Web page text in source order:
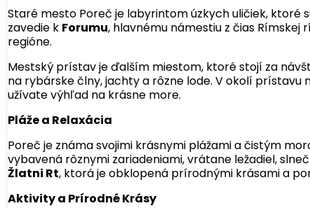
Staré mesto Poreč je labyrintom úzkych uličiek,
zavedie k Forumu, hlavnému námestiu z čias
regióne.
Mestský prístav je ďalším miestom, ktoré stojí za
na rybárske člny, jachty a rôzne lode. V okolí
užívate výhľad na krásne more.
Pláže a Relaxácia
Poreč je známa svojimi krásnymi plážami a čistým
vybavená rôznymi zariadeniami, vrátane ležadiel,
Žlatni Rt, ktorá je obklopená prírodnými krásami a
Aktivity a Prírodné Krásy